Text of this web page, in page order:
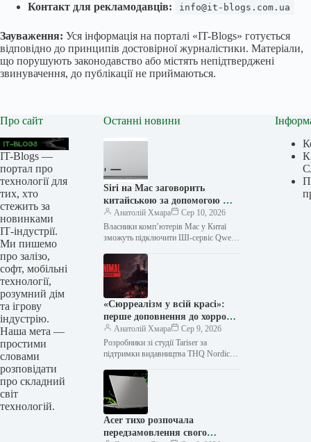
Контакт для рекламодавців: info@it-blogs.com.ua
Зауваження: Уся інформація на порталі «IT-Blogs» готується
відповідно до принципів достовірної журналістики. Матеріали,
що порушують законодавство або містять непідтверджені
звинувачення, до публікації не приймаються.
Про сайт
IT-Blogs —
портал про
технології для
тих, хто
стежить за
новинками
ІТ-індустрії.
Ми пишемо
про залізо,
софт, мобільні
технології,
розумний дім
та ігрову
індустрію.
Наша мета —
простими
словами
розповідати
про складний
світ
технологій.
Останні новини
Siri на Mac заговорить
китайською за допомогою ШІ
Qwen від Alibaba
Анатолій Хмара
Сер 10, 2026
Власники комп’ютерів Mac у Китаї
зможуть підключити ШІ-сервіс Qwen
Siri та функції для роботи з…
«Сюрреалізм у всій красі»:
перше доповнення до хоррор-
пригоди Reanimal стартувало
в Steam із рейтингом 88 %
Анатолій Хмара
Сер 9, 2026
Розробники зі студії Tariser за
підтримки видавництва THQ Nordic
атмосферного хоррор-пригодницького
проєкту Reanimal. Аддон отримав…
Acer тихо розпочала
передзамовлення свого